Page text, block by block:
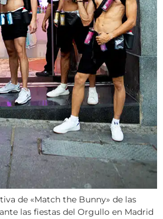
de «Match the Bunny» de las
las fiestas del Orgullo en Madrid